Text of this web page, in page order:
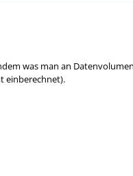
was man an
einberechnet).